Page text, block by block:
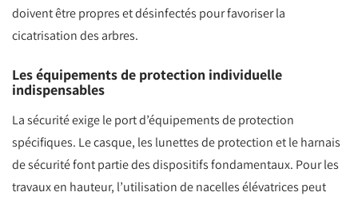
doivent être propres et désinfectés pour favoriser la
cicatrisation des arbres.
Les équipements de protection individuelle
indispensables
La sécurité exige le port d’équipements de protection
spécifiques. Le casque, les lunettes de protection et le harnais
de sécurité font partie des dispositifs fondamentaux. Pour les
travaux en hauteur, l’utilisation de nacelles élévatrices peut